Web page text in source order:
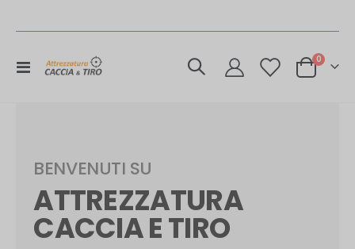
Toggle
Cart
0
BENVENUTI SU
ATTREZZATURA
CACCIA E TIRO